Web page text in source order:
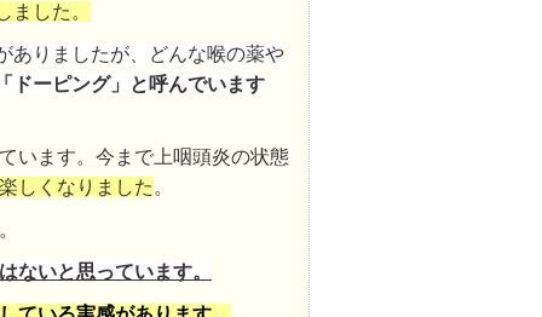
ました。
ありましたが、どんな喉の薬や
ドーピング」と呼んでいます
います。今まで上咽頭炎の状態
しくなりました 。
ないと思っています。